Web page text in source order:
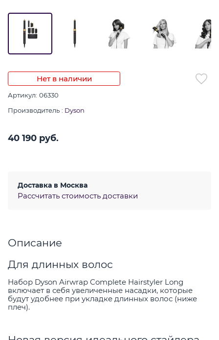
Нет в наличии
Артикул: 06330
Производитель : Dyson
40 190 руб.
Доставка в Москва
Рассчитать стоимость доставки
Описание
Для длинных волос
Набор Dyson Airwrap Complete Hairstyler Long
включает в себя увеличенные насадки, которые
будут удобнее при укладке длинных волос (ниже
плеч).